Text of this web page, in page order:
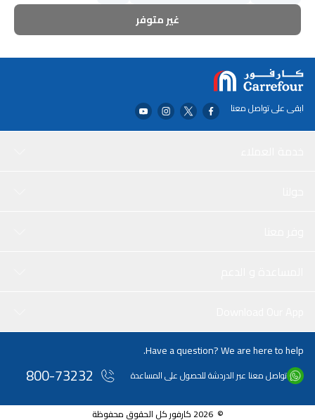
غير متوفر
ابقى على تواصل معنا
Have a question? We are here to help.
تواصل معنا عبر الدردشة للحصول على المساعدة 800-73232
© 2026 كارفور كل الحقوق محفوظة